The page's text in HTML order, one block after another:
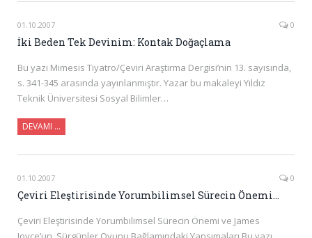
01.10.2007 0
İki Beden Tek Devinim: Kontak Doğaçlama
Bu yazı Mimesis Tiyatro/Çeviri Araştırma Dergisi’nin 13. sayısında,
s. 341-345 arasında yayınlanmıştır. Yazar bu makaleyi Yıldız
Teknik Üniversitesi Sosyal Bilimler…
DEVAMI …
01.10.2007 0
Çeviri Eleştirisinde Yorumbilimsel Sürecin Önemi…
Çeviri Eleştirisinde Yorumbilimsel Sürecin Önemi ve James